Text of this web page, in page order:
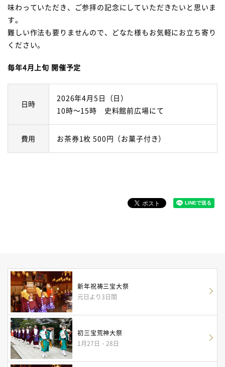
味わっていただき、ご参拝の記念にしていただきたいと思いま
す。
難しい作法も要りませんので、どなた様もお気軽にお立ち寄り
ください。
毎年4月上旬 開催予定
日時
2026年4月5日（日）
10時～15時 史料館前広場にて
費用 お茶券1枚 500円（お菓子付き）
新年祝祷三宝大祭
元日より3日間
初三宝荒神大祭
1月27日・28日